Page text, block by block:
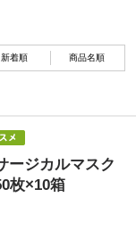
新着順 商品名順
ージカルマスク
枚×10箱